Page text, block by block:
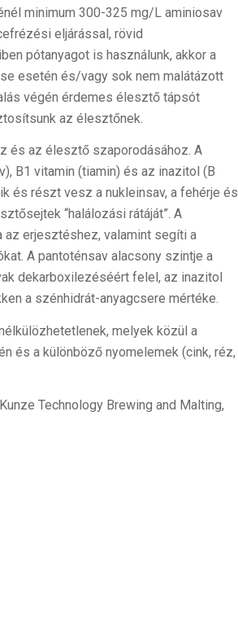
minimum 300-325 mg/L aminiosav
eljárással, rövid
pótanyagot is használunk, akkor a
esetén és/vagy sok nem malátázott
végén érdemes élesztő tápsót
az élesztőnek.
és az élesztő szaporodásához. A
B1 vitamin (tiamin) és az inazitol (B
és részt vesz a nukleinsav, a fehérje és
“halálozási rátáját”. A
erjesztéshez, valamint segíti a
A pantoténsav alacsony szintje a
dekarboxilezéséért felel, az inazitol
a szénhidrát-anyagcsere mértéke.
melyek közül a
és a különböző nyomelemek (cink, réz,
Technology Brewing and Malting,